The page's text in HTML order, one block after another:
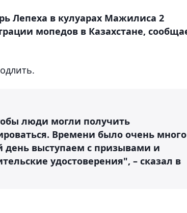
Лепеха в кулуарах Мажилиса 2
мопедов в Казахстане,
люди могли получить
Времени было очень
выступаем с призывами и
удостоверения", – сказал в